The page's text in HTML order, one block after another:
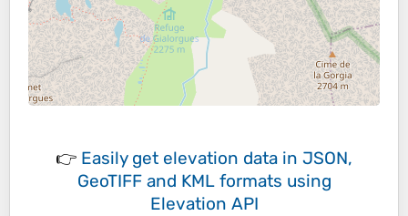
👉 Easily get elevation data in JSON,
GeoTIFF and KML formats using
Elevation API